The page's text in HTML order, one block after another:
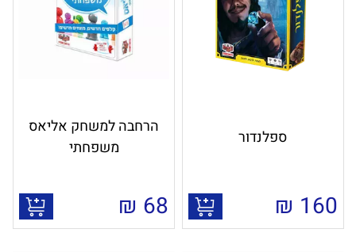
ספלנדור
160
₪
הרחבה למשחק אליאס
משפחתי
68
₪